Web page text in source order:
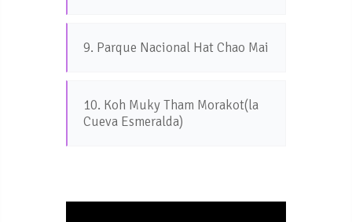
9. Parque Nacional Hat Chao Mai
10. Koh Muky Tham Morakot(la
Cueva Esmeralda)